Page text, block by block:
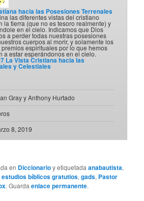
hacia las Posesiones Terrenales
las diferentes vistas del cristiano
la tierra (que no es tesoro realmente) y
en el cielo. Indicamos que Dios
a perder todas nuestras posesiones
cuerpos al morir, y solamente los
espirituales por lo que hemos
a estar esperándonos en el cielo.
La Vista Cristiana hacia las
y Celestiales
Gray y Anthony Hurtado
8, 2019
en Diccionarioy etiquetadaanabautista,
estudios bíblicos gratutios,gads, Pastor
. Guardaenlace permanente.